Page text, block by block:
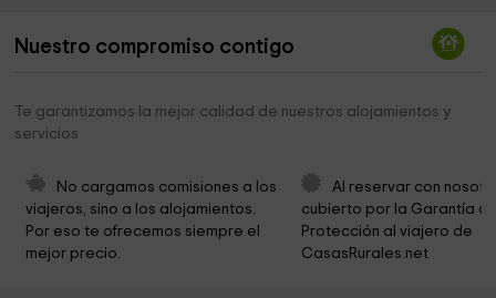
Helipuerto 2,6 km
Iglesia de nuestra señora de paz
Ayuntamiento de Villavieja del Lozoya
Ayuntamiento de la Serna del Monte
Casa Parroquial de la Serna del Monte 3,8 km
Nuestro compromiso contigo
Te garantizamos la mejor calidad de nuestros alojamientos y
servicios
No cargamos comisiones a los
viajeros, sino a los alojamientos.
Por eso te ofrecemos siempre el
mejor precio.
Al reservar con
cubierto por la Garantía
Protección al viajero de
CasasRurales.net